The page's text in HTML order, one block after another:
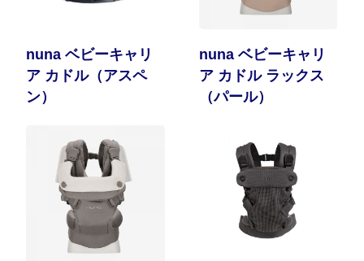
nuna ベビーキャリ
ア カドル（アスペ
ン）
nuna ベビーキャリ
ア カドル ラックス
（パール）